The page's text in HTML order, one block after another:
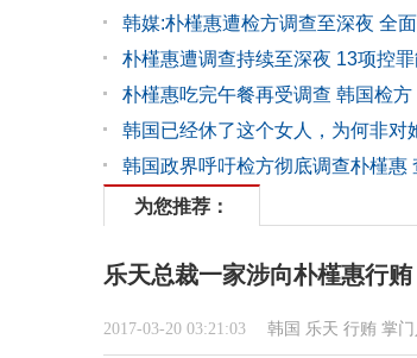
韩媒:朴槿惠遭检方调查至深夜 全
朴槿惠遭调查持续至深夜 13项控
朴槿惠吃完午餐再受调查 韩国检
韩国已经休了这个女人，为何非对
韩国政界呼吁检方彻底调查朴槿惠
为您推荐：
乐天总裁一家涉向朴槿惠行
2017-03-20 03:21:03 韩国 乐天 行贿 掌门